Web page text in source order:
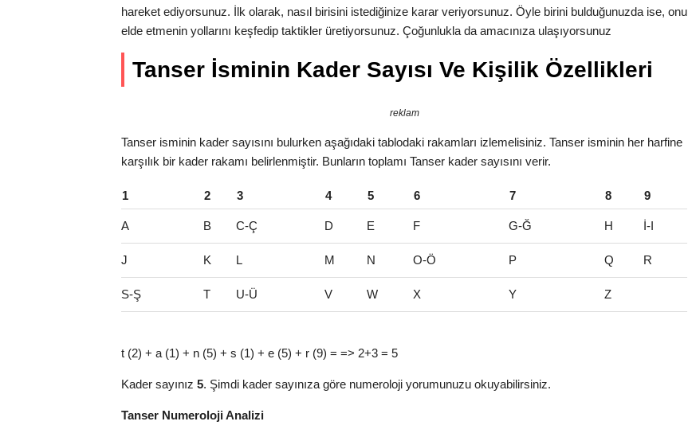
hareket ediyorsunuz. İlk olarak, nasıl birisini istediğinize karar veriyorsunuz. Öyle birini bulduğunuzda ise, onu
elde etmenin yollarını keşfedip taktikler üretiyorsunuz. Çoğunlukla da amacınıza ulaşıyorsunuz
Tanser İsminin Kader Sayısı Ve Kişilik Özellikleri
reklam
Tanser isminin kader sayısını bulurken aşağıdaki tablodaki rakamları izlemelisiniz. Tanser isminin her harfine
karşılık bir kader rakamı belirlenmiştir. Bunların toplamı Tanser kader sayısını verir.
1 2 3 4 5 6 7 8 9
A B C-Ç D E F G-Ğ H İ-I
J K L M N O-Ö P Q R
S-Ş T U-Ü V W X Y Z
t (2) + a (1) + n (5) + s (1) + e (5) + r (9) = => 2+3 = 5
Kader sayınız 5. Şimdi kader sayınıza göre numeroloji yorumunuzu okuyabilirsiniz.
Tanser Numeroloji Analizi